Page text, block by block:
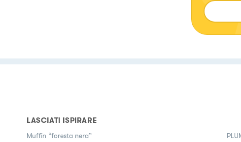
vita
LASCIATI ISPIRARE
Muffin “foresta nera”